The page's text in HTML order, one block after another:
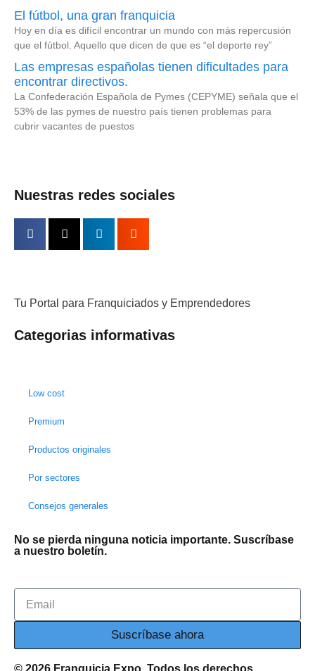
El fútbol, una gran franquicia
Hoy en día es difícil encontrar un mundo con más repercusión
que el fútbol. Aquello que dicen de que es “el deporte rey”
Las empresas españolas tienen dificultades para
encontrar directivos.
La Confederación Española de Pymes (CEPYME) señala que el
53% de las pymes de nuestro país tienen problemas para
cubrir vacantes de puestos
Nuestras redes sociales
Tu Portal para Franquiciados y Emprendedores
Categorias informativas
Low cost
Premium
Productos originales
Por sectores
Consejos generales
No se pierda ninguna noticia importante. Suscríbase
a nuestro boletín.
Suscríbase ahora
© 2026 Franquicia Expo. Todos los derechos